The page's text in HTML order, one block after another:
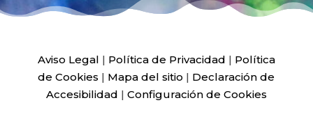
Aviso Legal | Política de Privacidad | Política
de Cookies | Mapa del sitio | Declaración de
Accesibilidad | Configuración de Cookies